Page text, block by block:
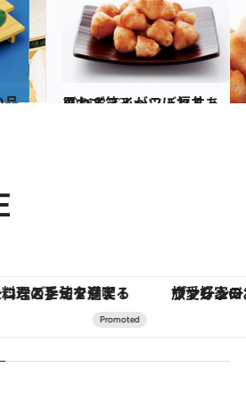
2011.8.22
思わず笑みがこぼれるあられ＆スイーツ：福井
グルメ
ティック」。旅愛好家のお気に入りコレクションから、ジェンダーレスな新作が登場